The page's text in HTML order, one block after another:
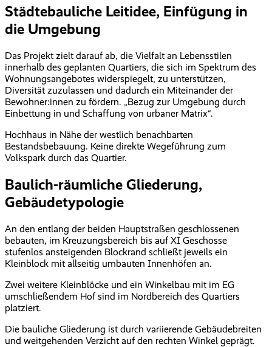
Städtebauliche Leitidee, Einfügung in
die Umgebung
Das Projekt zielt darauf ab, die Vielfalt an Lebensstilen
innerhalb des geplanten Quartiers, die sich im Spektrum des
Wohnungsangebotes widerspiegelt, zu unterstützen,
Diversität zuzulassen und dadurch ein Miteinander der
Bewohner:innen zu fördern. „Bezug zur Umgebung durch
Einbettung in und Schaffung von urbaner Matrix“.
Hochhaus in Nähe der westlich benachbarten
Bestandsbebauung. Keine direkte Wegeführung zum
Volkspark durch das Quartier.
Baulich-räumliche Gliederung,
Gebäudetypologie
An den entlang der beiden Hauptstraßen geschlossenen
bebauten, im Kreuzungsbereich bis auf XI Geschosse
stufenlos ansteigenden Blockrand schließt jeweils ein
Kleinblock mit allseitig umbauten Innenhöfen an.
Zwei weitere Kleinblöcke und ein Winkelbau mit im EG
umschließendem Hof sind im Nordbereich des Quartiers
platziert.
Die bauliche Gliederung ist durch variierende Gebäudebreiten
und weitgehenden Verzicht auf den rechten Winkel geprägt.